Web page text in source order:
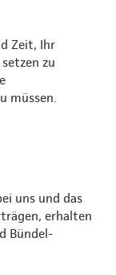
Zeit, Ihr
zu
müssen.
uns und das
erhalten
Bündel-